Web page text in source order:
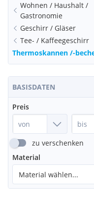
Wohnen / Haushalt /
Gastronomie
Geschirr / Gläser
Tee- / Kaffeegeschirr
Thermoskannen /-
BASISDATEN
Preis
zu verschenken
Material
Material wählen...